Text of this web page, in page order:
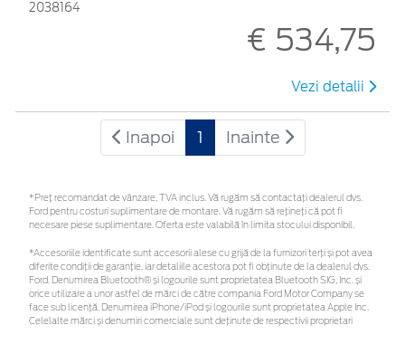
2038164
€ 534,75
Vezi detalii
Inapoi 1 Inainte
*Preţ recomandat de vânzare, TVA inclus. Vă rugăm să contactaţi dealerul dvs.
Ford pentru costuri suplimentare de montare. Vă rugăm să rețineți că pot fi
necesare piese suplimentare. Oferta este valabilă în limita stocului disponibil.
*Accesoriile identificate sunt accesorii alese cu grijă de la furnizori terți și pot avea
diferite condiții de garanție, iar detaliile acestora pot fi obținute de la dealerul dvs.
Ford. Denumirea Bluetooth® și logourile sunt proprietatea Bluetooth SIG, Inc. și
orice utilizare a unor astfel de mărci de către compania Ford Motor Company se
face sub licență. Denumirea iPhone/iPod și logourile sunt proprietatea Apple Inc.
Celelalte mărci și denumiri comerciale sunt deținute de respectivii proprietari